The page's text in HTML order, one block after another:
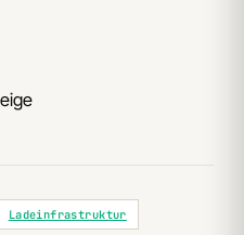
Ladeinfrastruktur